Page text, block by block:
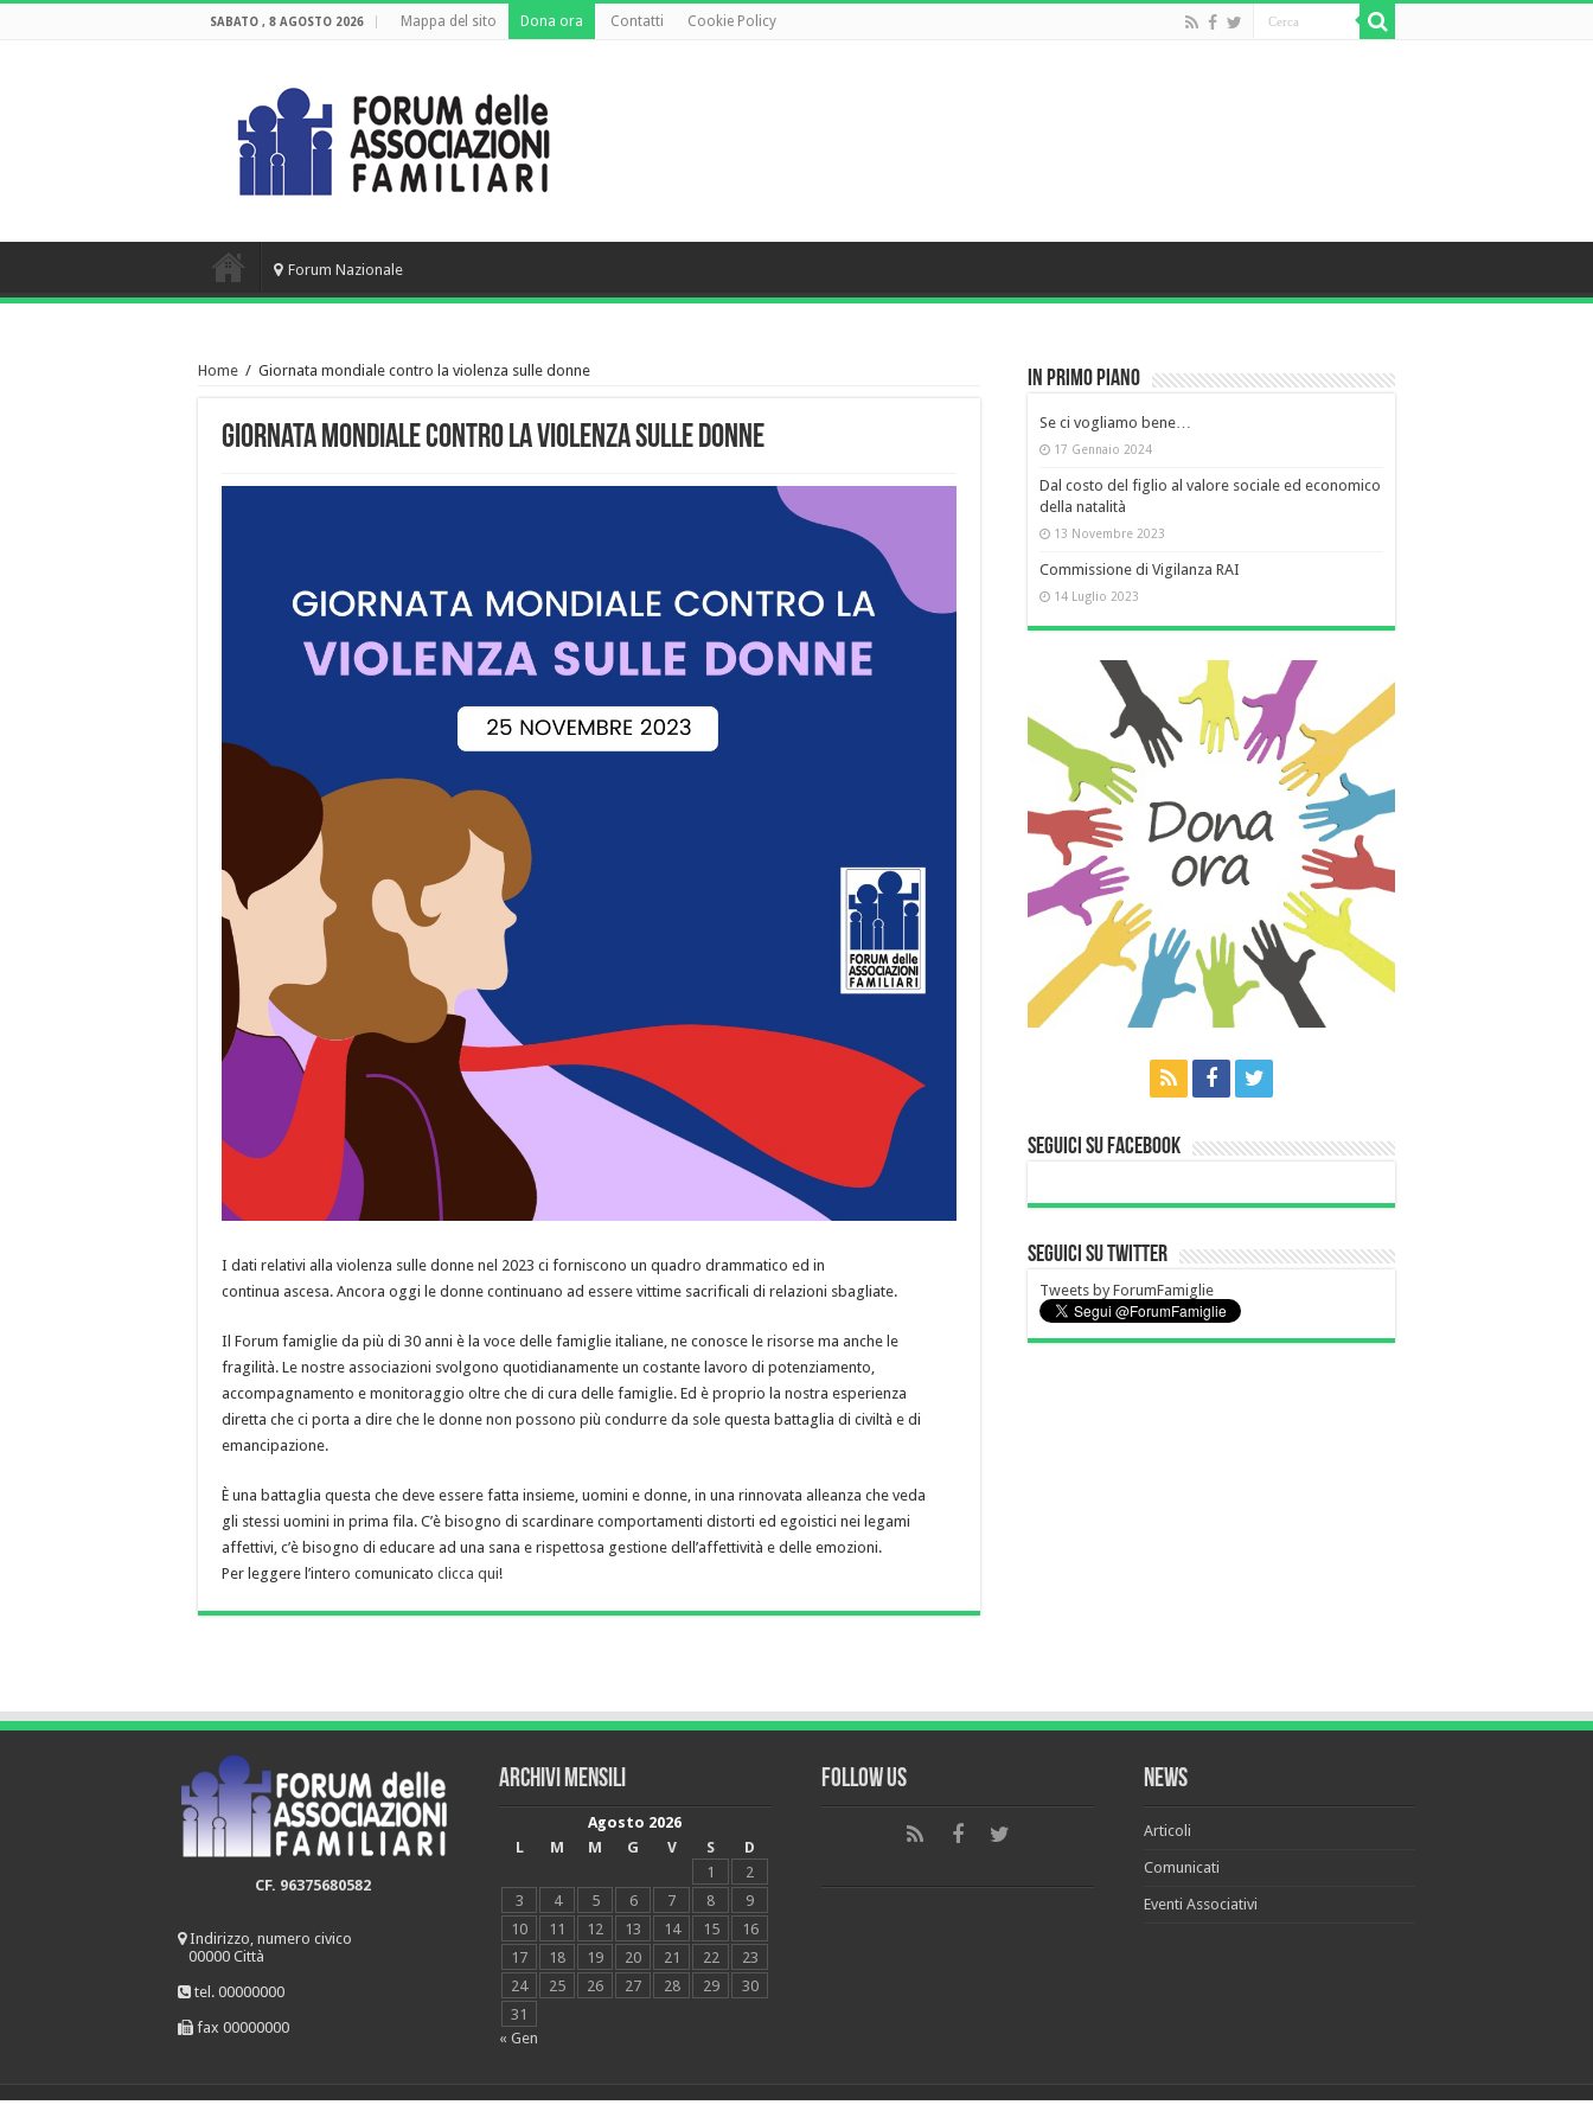
SABATO , 8 AGOSTO 2026 Mappa del sito Dona ora Contatti Cookie Policy
Forum Nazionale
Home / Giornata mondiale contro la violenza sulle donne
Giornata mondiale contro la violenza sulle donne
I dati relativi alla violenza sulle donne nel 2023 ci forniscono un quadro drammatico ed in
continua ascesa. Ancora oggi le donne continuano ad essere vittime sacrificali di relazioni sbagliate.
Il Forum famiglie da più di 30 anni è la voce delle famiglie italiane, ne conosce le risorse ma anche le
fragilità. Le nostre associazioni svolgono quotidianamente un costante lavoro di potenziamento,
accompagnamento e monitoraggio oltre che di cura delle famiglie. Ed è proprio la nostra esperienza
diretta che ci porta a dire che le donne non possono più condurre da sole questa battaglia di civiltà e di
emancipazione.
È una battaglia questa che deve essere fatta insieme, uomini e donne, in una rinnovata alleanza che veda
gli stessi uomini in prima fila. C’è bisogno di scardinare comportamenti distorti ed egoistici nei legami
affettivi, c’è bisogno di educare ad una sana e rispettosa gestione dell’affettività e delle emozioni.
Per leggere l’intero comunicato clicca qui!
In primo piano
Se ci vogliamo bene…
17 Gennaio 2024
Dal costo del figlio al valore sociale ed economico
della natalità
13 Novembre 2023
Commissione di Vigilanza RAI
14 Luglio 2023
Seguici su Facebook
Seguici su Twitter
Tweets by ForumFamiglie
CF. 96375680582
Indirizzo, numero civico
00000 Città
tel. 00000000
fax 00000000
Archivi mensili
Agosto 2026
L
M M G V S
D
1
2
3
4 5 6 7 8
9
10
11 12 13 14 15
16
17
18 19 20 21 22
23
24
25 26 27 28 29
30
31
« Gen
Follow Us News
Articoli
Comunicati
Eventi Associativi